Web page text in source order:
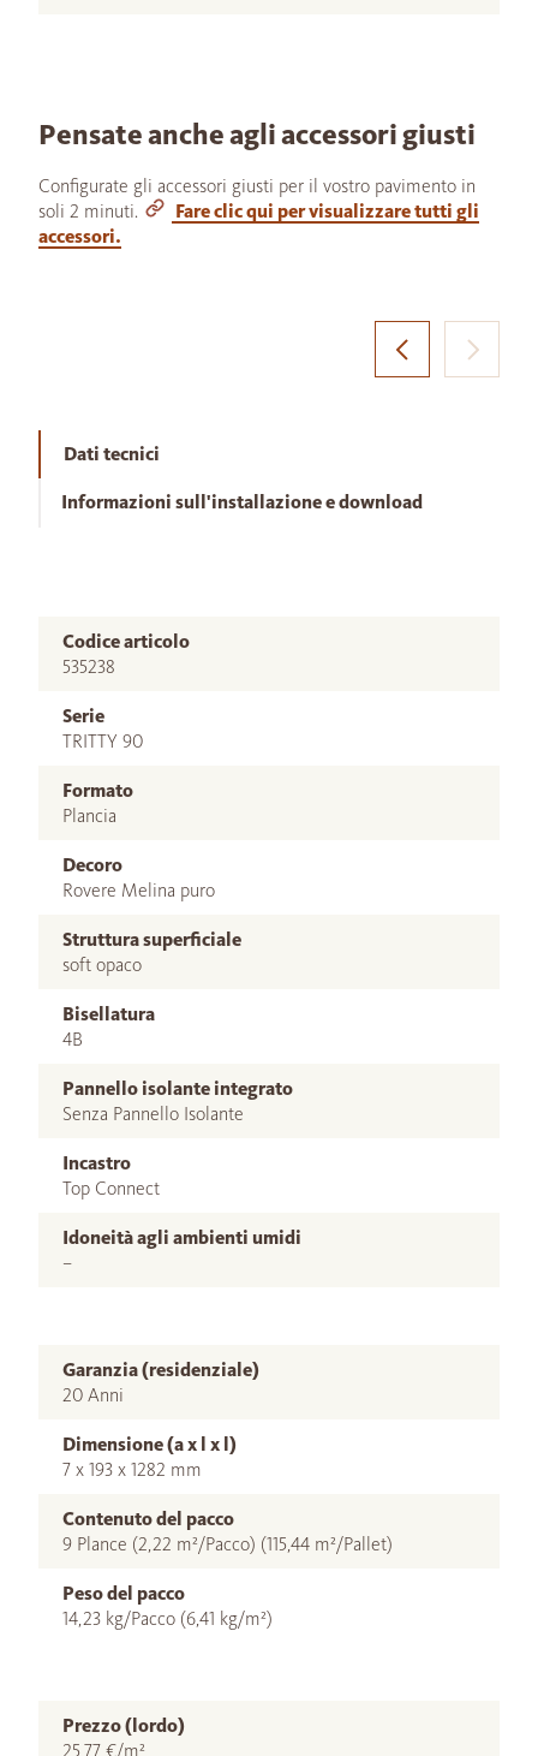
Pensate anche agli accessori giusti
Configurate gli accessori giusti per il vostro pavimento in
soli 2 minuti.
Fare clic qui per visualizzare tutti gli
accessori.
Dati tecnici
Informazioni sull'installazione e download
Codice articolo
535238
Serie
TRITTY 90
Formato
Plancia
Decoro
Rovere Melina puro
Struttura superficiale
soft opaco
Bisellatura
4B
Pannello isolante integrato
Senza Pannello Isolante
Incastro
Top Connect
Idoneità agli ambienti umidi
–
Garanzia (residenziale)
20 Anni
Dimensione (a x l x l)
7 x 193 x 1282 mm
Contenuto del pacco
9 Plance (2,22 m²/Pacco) (115,44 m²/Pallet)
Peso del pacco
14,23 kg/Pacco (6,41 kg/m²)
Prezzo (lordo)
25,77 €/m²